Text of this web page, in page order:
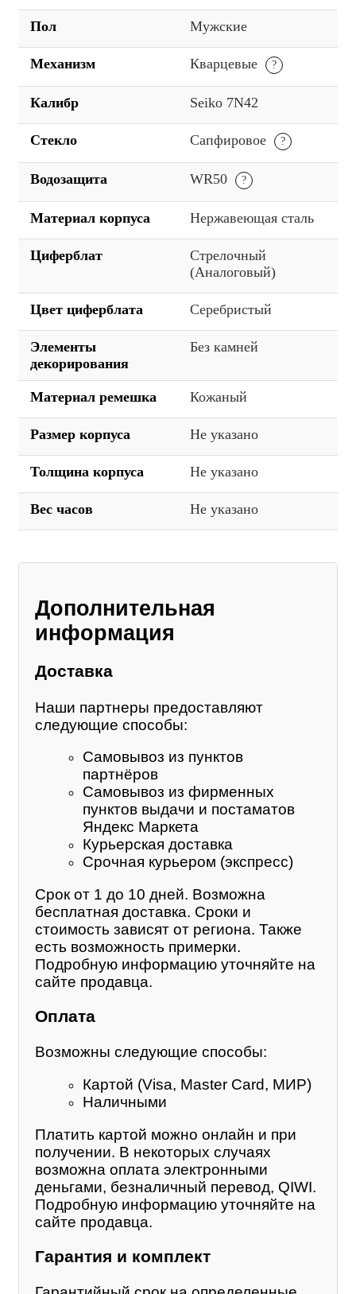
Пол Мужские
Механизм Кварцевые
Калибр Seiko 7N42
Стекло Сапфировое
Водозащита WR50
Материал корпуса Нержавеющая сталь
Циферблат
Стрелочный
(Аналоговый)
Цвет циферблата Серебристый
Элементы
декорирования
Без камней
Материал ремешка Кожаный
Размер корпуса Не указано
Толщина корпуса Не указано
Вес часов Не указано
Дополнительная
информация
Доставка
Наши партнеры предоставляют
следующие способы:
Самовывоз из пунктов
партнёров
Самовывоз из фирменных
пунктов выдачи и постаматов
Яндекс Маркета
Курьерская доставка
Срочная курьером (экспресс)
Срок от 1 до 10 дней. Возможна
бесплатная доставка. Сроки и
стоимость зависят от региона. Также
есть возможность примерки.
Подробную информацию уточняйте на
сайте продавца.
Оплата
Возможны следующие способы:
Картой (Visa, Master Card, МИР)
Наличными
Платить картой можно онлайн и при
получении. В некоторых случаях
возможна оплата электронными
деньгами, безналичный перевод, QIWI.
Подробную информацию уточняйте на
сайте продавца.
Гарантия и комплект